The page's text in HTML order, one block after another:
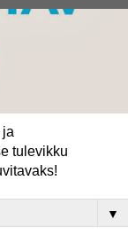
tulevikku
▼